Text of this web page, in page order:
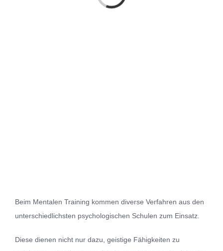
Beim Mentalen Training kommen diverse Verfahren aus den
unterschiedlichsten psychologischen Schulen zum Einsatz.
Diese dienen nicht nur dazu, geistige Fähigkeiten zu